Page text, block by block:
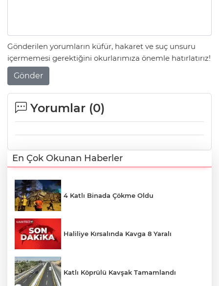
Gönderilen yorumların küfür, hakaret ve suç unsuru
içermemesi gerektiğini okurlarımıza önemle hatırlatırız!
Gönder
Yorumlar (0)
En Çok Okunan Haberler
4 Katlı Binada Çökme Oldu
Haliliye Kırsalında Kavga 8 Yaralı
Katlı Köprülü Kavşak Tamamlandı